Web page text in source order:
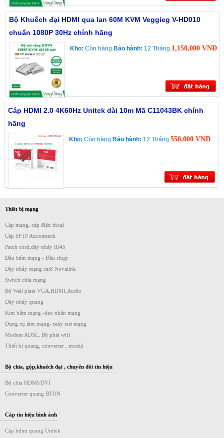
Bộ Khuếch đại HDMI qua lan 60M KVM Veggieg V-HD010
chuẩn 1080P 30Hz chính hãng
Kho: Còn hàng.Bảo hành: 12 Tháng.1,150,000 VNĐ
Cáp HDMI 2.0 4K60Hz Unitek dài 10m Mã C11043BK chính
hãng
Kho: Còn hàng.Bảo hành: 12 Tháng.550,000 VNĐ
Thiết bị mạng
Cáp mạng, cáp điện thoại
Cáp SFTP Ancomtech
Patch cord,dây nhảy RJ45
Đầu bấm mạng - Đầu chụp
Dây nhảy mạng cat8 Novalink
Switch chia mạng
Bộ Wall plate VGA,HDMI,Audio
Dây nhẩy quang
Kìm bấm mạng -dao nhấn mạng
Dụng cụ làm mạng- máy test mạng
Modem ADSL, Bộ phát wifi
Thiết bị quang, converter , modul
Bộ chia, gộp,khuếch đại , chuyển đổi tin hiệu
Bộ chia HDMI/DVI
Converter quang BTON
Cáp tín hiệu hình ảnh
Cáp hdmi quang Unitek